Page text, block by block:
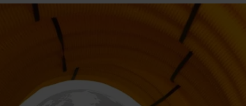
Hier gibt es (eigentlich) was Cooles zu
Das hier ist ein Platzhalter für Video-Content von